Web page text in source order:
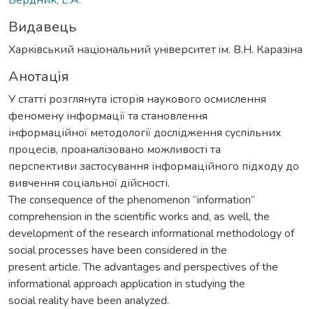
Видавець
Харкiвський нацiональний унiверситет iм. В.Н. Каразiна
Анотація
У статті розглянута історія наукового осмислення
феномену інформації та становлення
інформаційної методології дослідження суспільних
процесів, проаналізовано можливості та
перспективи застосування інформаційного підходу до
вивчення соціальної дійсності.
The consequence of the phenomenon “information”
comprehension in the scientific works and, as well, the
development of the research informational methodology of
social processes have been considered in the
present article. The advantages and perspectives of the
informational approach application in studying the
social reality have been analyzed.